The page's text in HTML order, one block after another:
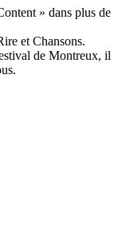
» dans plus de
et Chansons.
de Montreux, il